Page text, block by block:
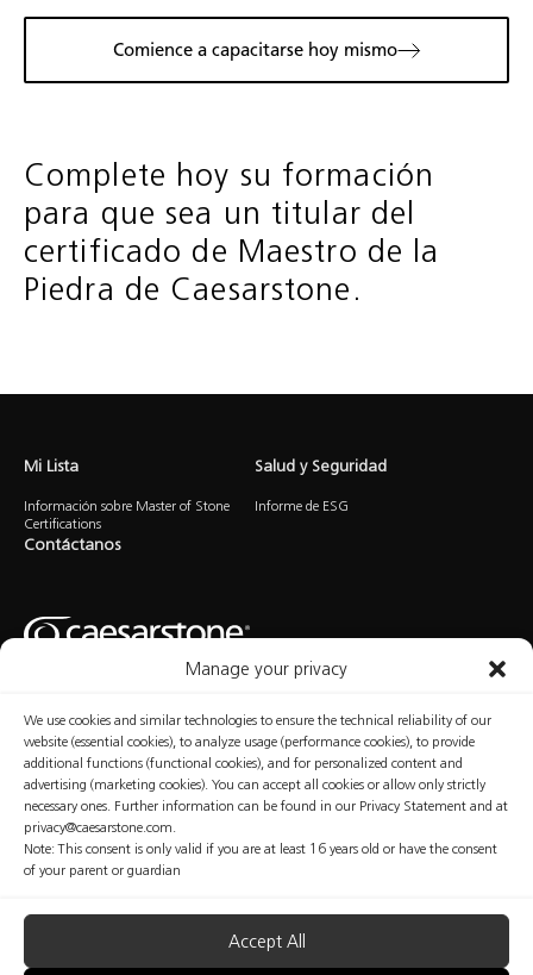
Manage your privacy
We use cookies and similar technologies to ensure the technical reliability of our
website (essential cookies), to analyze usage (performance cookies), to provide
additional functions (functional cookies), and for personalized content and
advertising (marketing cookies). You can accept all cookies or allow only strictly
necessary ones. Further information can be found in our Privacy Statement and at
privacy@caesarstone.com.
Note: This consent is only valid if you are at least 16 years old or have the consent
of your parent or guardian
Accept All
Comience a capacitarse hoy mismo
Complete hoy su formación
para que sea un titular del
certificado de Maestro de la
Piedra de Caesarstone.
Mi Lista
Información sobre Master of Stone
Certifications
Salud y Seguridad
Informe de ESG
Contáctanos
Política de
Privacidad
Política de
Cookies
Condiciones de
Uso
Manage
Consent
Los contenidos abordados en este sitio web no implican información concluyente disponible en
relación a los problemas profesionales y de salud y seguridad con los que debe estar
respecto a la calidad de las medidas de seguridad presentadas en este sitio web ni a su
suficiencia. Los fabricantes son plenamente responsables de la salud y seguridad de sus
trabajadores. Nada de lo que se incluye en este sitio web puede interpretarse como
asesoramiento profesional, médico, de salud, seguridad o legal de ningún tipo; ni debe
Copyright © Caesarstone 2025 Todos los derechos reservados.